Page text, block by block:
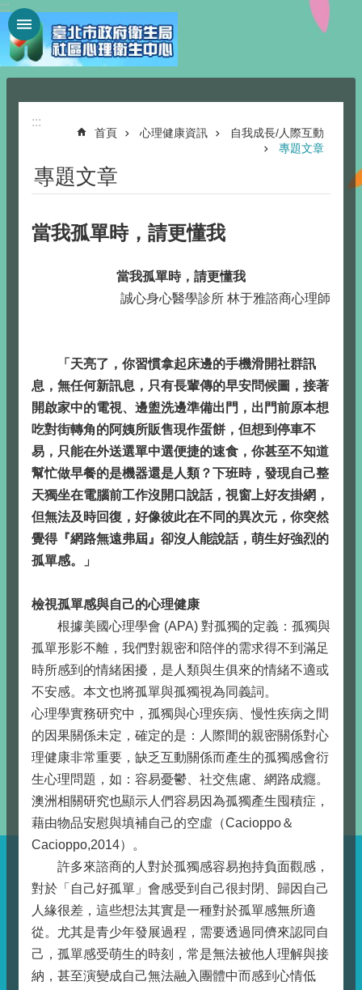
跳到主要內容區塊
:::
:::
首頁 心理健康資訊
自我成長/人際互動
專題文章
專題文章
當我孤單時，請更懂我
當我孤單時，請更懂我
誠心身心醫學診所 林于雅諮商心理師
「天亮了，你習慣拿起床邊的手機滑開社群訊
息，無任何新訊息，只有長輩傳的早安問候圖，接著
開啟家中的電視、邊盥洗邊準備出門，出門前原本想
吃對街轉角的阿姨所販售現作蛋餅，但想到停車不
易，只能在外送選單中選便捷的速食，你甚至不知道
幫忙做早餐的是機器還是人類？下班時，發現自己整
天獨坐在電腦前工作沒開口說話，視窗上好友掛網，
但無法及時回復，好像彼此在不同的異次元，你突然
覺得『網路無遠弗屆』卻沒人能說話，萌生好強烈的
孤單感。」
檢視孤單感與自己的心理健康
根據美國心理學會 (APA) 對孤獨的定義：孤獨與
孤單形影不離，我們對親密和陪伴的需求得不到滿足
時所感到的情緒困擾，是人類與生俱來的情緒不適或
不安感。本文也將孤單與孤獨視為同義詞。
心理學實務研究中，孤獨與心理疾病、慢性疾病之間
的因果關係未定，確定的是：人際間的親密關係對心
理健康非常重要，缺乏互動關係而產生的孤獨感會衍
生心理問題，如：容易憂鬱、社交焦慮、網路成癮。
澳洲相關研究也顯示人們容易因為孤獨產生囤積症，
藉由物品安慰與填補自己的空虛（Cacioppo＆
Cacioppo,2014）。
許多來諮商的人對於孤獨感容易抱持負面觀感，
對於「自己好孤單」會感受到自己很封閉、歸因自己
人緣很差，這些想法其實是一種對於孤單感無所適
從。尤其是青少年發展過程，需要透過同儕來認同自
己，孤單感受萌生的時刻，常是無法被他人理解與接
納，甚至演變成自己無法融入團體中而感到心情低